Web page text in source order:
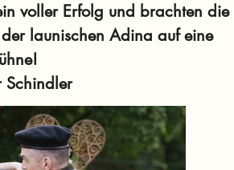
voller Erfolg und brachten die
launischen Adina auf eine
Schindler